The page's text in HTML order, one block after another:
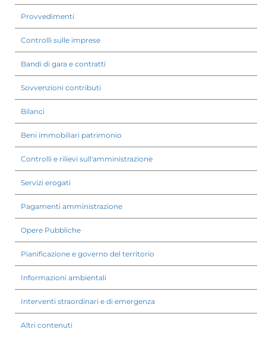
Provvedimenti
Controlli sulle imprese
Bandi di gara e contratti
Sovvenzioni contributi
Bilanci
Beni immobiliari patrimonio
Controlli e rilievi sull'amministrazione
Servizi erogati
Pagamenti amministrazione
Opere Pubbliche
Pianificazione e governo del territorio
Informazioni ambientali
Interventi straordinari e di emergenza
Altri contenuti